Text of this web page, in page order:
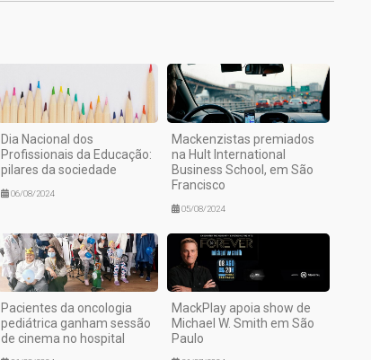
Dia Nacional dos
Profissionais da Educação:
pilares da sociedade
06/08/2024
Mackenzistas premiados
na Hult International
Business School, em São
Francisco
05/08/2024
Pacientes da oncologia
pediátrica ganham sessão
de cinema no hospital
MackPlay apoia show de
Michael W. Smith em São
Paulo